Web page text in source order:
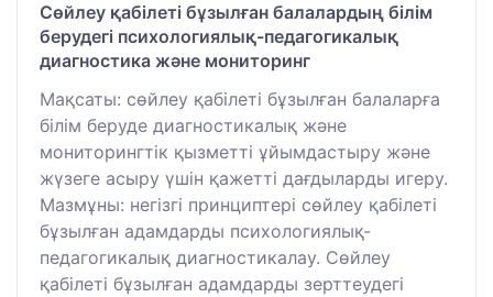
Сөйлеу қабілеті бұзылған балалардың білім
берудегі психологиялық-педагогикалық
диагностика және мониторинг
Мақсаты: сөйлеу қабілеті бұзылған балаларға
білім беруде диагностикалық және
мониторингтік қызметті ұйымдастыру және
жүзеге асыру үшін қажетті дағдыларды игеру.
Мазмұны: негізгі принциптері сөйлеу қабілеті
бұзылған адамдарды психологиялық-
педагогикалық диагностикалау. Сөйлеу
қабілеті бұзылған адамдарды зерттеудегі